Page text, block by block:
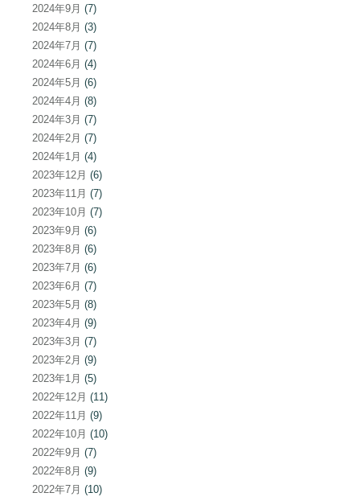
2024年9月 (7)
2024年8月 (3)
2024年7月 (7)
2024年6月 (4)
2024年5月 (6)
2024年4月 (8)
2024年3月 (7)
2024年2月 (7)
2024年1月 (4)
2023年12月 (6)
2023年11月 (7)
2023年10月 (7)
2023年9月 (6)
2023年8月 (6)
2023年7月 (6)
2023年6月 (7)
2023年5月 (8)
2023年4月 (9)
2023年3月 (7)
2023年2月 (9)
2023年1月 (5)
2022年12月 (11)
2022年11月 (9)
2022年10月 (10)
2022年9月 (7)
2022年8月 (9)
2022年7月 (10)